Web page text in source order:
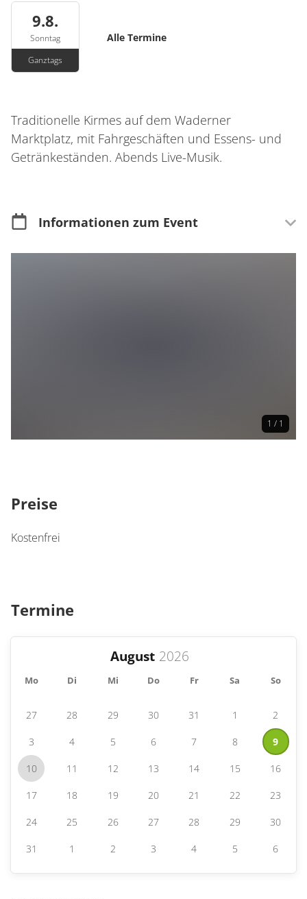
9.8.
Sonntag
Ganztags
Alle Termine
Traditionelle Kirmes auf dem Waderner
Marktplatz, mit Fahrgeschäften und Essens- und
Getränkeständen. Abends Live-Musik.
Informationen zum Event
1 / 1
Preise
Kostenfrei
Termine
August
Mo Di Mi Do Fr Sa So
27 28 29 30 31 1 2
3 4 5 6 7 8 9
10 11 12 13 14 15 16
17 18 19 20 21 22 23
24 25 26 27 28 29 30
31 1 2 3 4 5 6